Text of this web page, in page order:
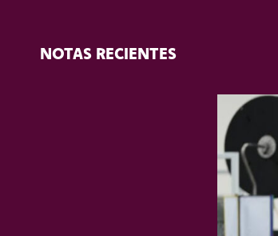
NOTAS RECIENTES